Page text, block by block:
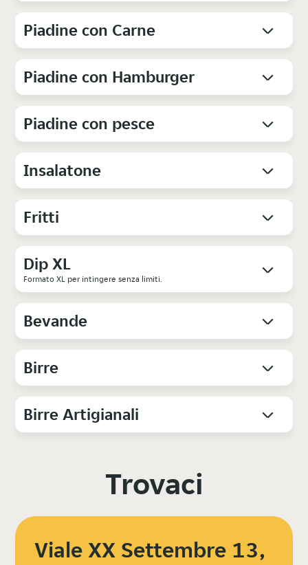
Piadine con Carne
Piadine con Hamburger
Piadine con pesce
Insalatone
Fritti
Dip XL
Formato XL per intingere senza limiti.
Bevande
Birre
Birre Artigianali
Trovaci
Viale XX Settembre 13,